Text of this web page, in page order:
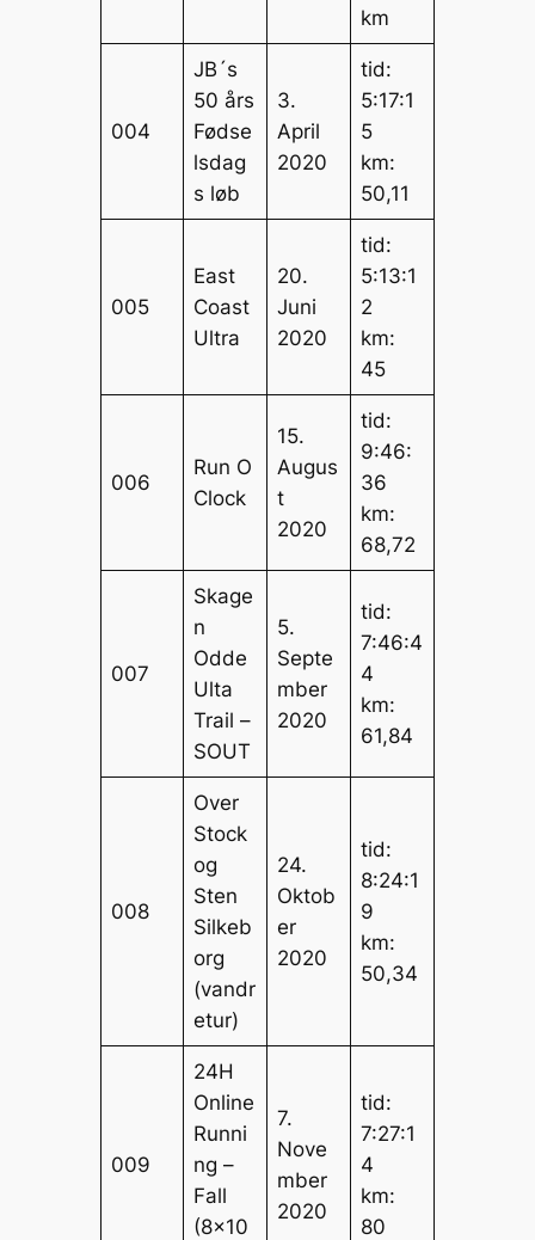
km
004
JB´s
50 års
Fødse
lsdag
s løb
3.
April
2020
tid:
5:17:1
5
km:
50,11
005
East
Coast
Ultra
20.
Juni
2020
tid:
5:13:1
2
km:
45
006
Run O
Clock
15.
Augus
t
2020
tid:
9:46:
36
km:
68,72
007
Skage
n
Odde
Ulta
Trail –
SOUT
5.
Septe
mber
2020
tid:
7:46:4
4
km:
61,84
008
Over
Stock
og
Sten
Silkeb
org
(vandr
etur)
24.
Oktob
er
2020
tid:
8:24:1
9
km:
50,34
009
24H
Online
Runni
ng –
Fall
(8×10
7.
Nove
mber
2020
tid:
7:27:1
4
km:
80